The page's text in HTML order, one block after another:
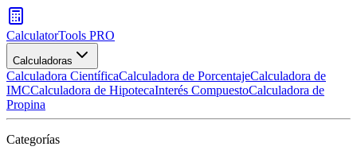
CalculatorTools PRO
Calculadoras
Calculadora CientíficaCalculadora de PorcentajeCalculadora de
IMCCalculadora de HipotecaInterés CompuestoCalculadora de
Propina
Categorías